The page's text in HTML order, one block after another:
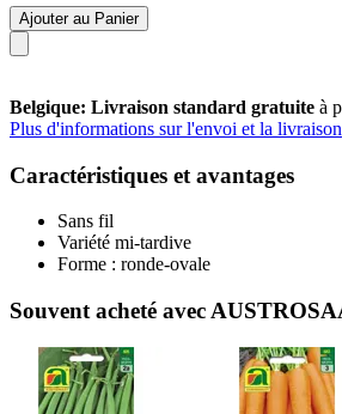
Ajouter au Panier
Belgique: Livraison standard gratuite à
Plus d'informations sur l'envoi et la livraison
Caractéristiques et avantages
Sans fil
Variété mi-tardive
Forme : ronde-ovale
Souvent acheté avec